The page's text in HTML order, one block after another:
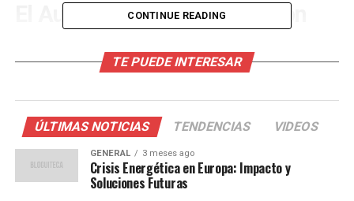
El Auge de la Automatización
ritmo al que la IA está siendo adoptada es sin
en tecnología para mejorar la eficiencia y reducir costos.
Esto ha llevado a un aumento en la productividad, pero
también ha generado preocupación por la posible
pérdida de empleos.
CONTINUE READING
TE PUEDE INTERESAR
ÚLTIMAS NOTICIAS TENDENCIAS VIDEOS
GENERAL 3 meses ago
Crisis Energética en Europa: Impacto y
Soluciones Futuras